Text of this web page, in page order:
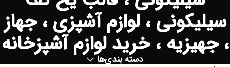
سیلیکونی ، لوازم آشپزی ، جهاز
، جهیزیه ، خرید لوازم آشپزخانه
دسته بندی‌ها